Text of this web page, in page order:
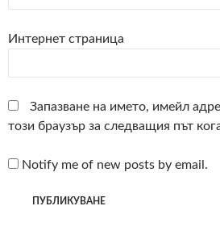
Интернет страница
Запазване на името, имейл
този браузър за следващия път
Notify me of new posts by email.